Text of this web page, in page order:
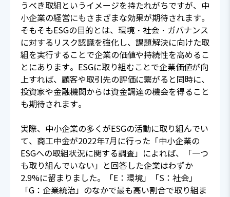
うべき取組というイメージを持たれがちですが、中
小企業の経営にもさまざまな効果が期待されます。
そもそもESGの目的とは、環境・社会・ガバナンス
に対するリスク認識を強化し、課題解決に向けた取
組を実行することで企業の価値や持続性を高めるこ
とにあります。ESGに取り組むことで企業価値が向
上すれば、顧客や取引先の評価に繋がると同時に、
投資家や金融機関からは資金調達の機会を得ること
も期待されます。
実際、中小企業の多くがESGの活動に取り組んでい
て、商工中金が2022年7月に行った「中小企業の
ESGへの取組状況に関する調査」によれば、「一つ
も取り組んでいない」と回答した企業はわずか
2.9%に留まりました。「E：環境」「S：社会」
「G：企業統治」のなかで最も高い割合で取り組ま